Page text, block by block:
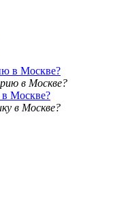
в Москве?
в Москве?